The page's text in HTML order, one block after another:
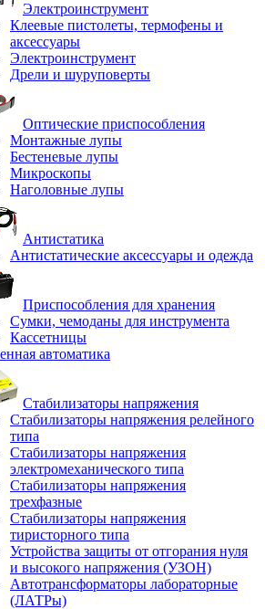
Электроинструмент
Клеевые пистолеты, термофены и
аксессуары
Электроинструмент
Дрели и шуруповерты
Оптические приспособления
Монтажные лупы
Бестеневые лупы
Микроскопы
Наголовные лупы
Антистатика
Антистатические аксессуары и одежда
Приспособления для хранения
Сумки, чемоданы для инструмента
Кассетницы
автоматика
Стабилизаторы напряжения
Стабилизаторы напряжения релейного
типа
Стабилизаторы напряжения
электромеханического типа
Стабилизаторы напряжения
трехфазные
Стабилизаторы напряжения
тиристорного типа
Устройства защиты от отгорания нуля
и высокого напряжения (УЗОН)
Автотрансформаторы лабораторные
(ЛАТРы)